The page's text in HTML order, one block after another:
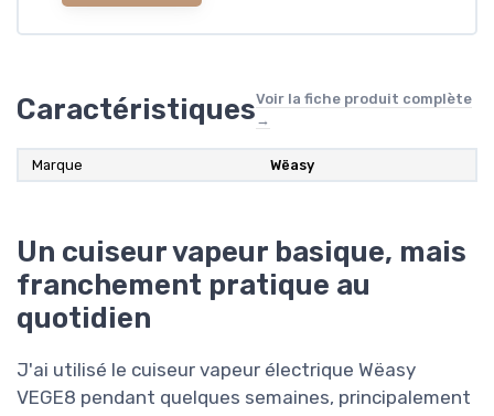
CaractéristiquesVoir la fiche produit complète
→
Marque ‎Wëasy
Un cuiseur vapeur basique, mais
franchement pratique au
quotidien
J'ai utilisé le cuiseur vapeur électrique Wëasy
VEGE8 pendant quelques semaines, principalement